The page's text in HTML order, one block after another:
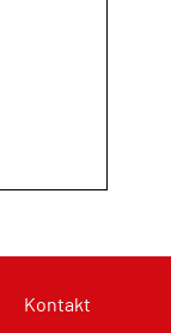
Kontakt